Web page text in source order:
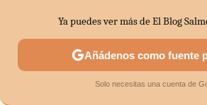
SECTORES ECONOMÍA DOMÉSTICA
Ya puedes ver más de El Blog
Añádenos como fuente
Solo necesitas una cuenta de